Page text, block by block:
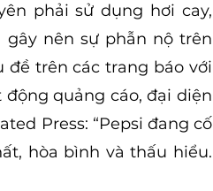
phải sử dụng hơi cay,
nên sự phẫn nộ trên
trên các trang báo với
quảng cáo, đại diện
Press: “Pepsi đang cố
hòa bình và thấu hiểu.